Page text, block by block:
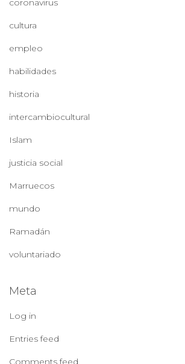
coronavirus
cultura
empleo
habilidades
historia
intercambiocultural
Islam
justicia social
Marruecos
mundo
Ramadán
voluntariado
Meta
Log in
Entries feed
Comments feed